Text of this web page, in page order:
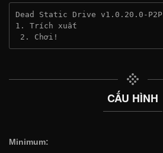
Dead Static Drive v1.0.20.0-P2P
1. Trích xuất
2. Chơi!
CẤU HÌNH
Minimum: